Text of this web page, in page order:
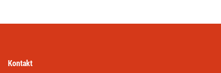
Kontakt